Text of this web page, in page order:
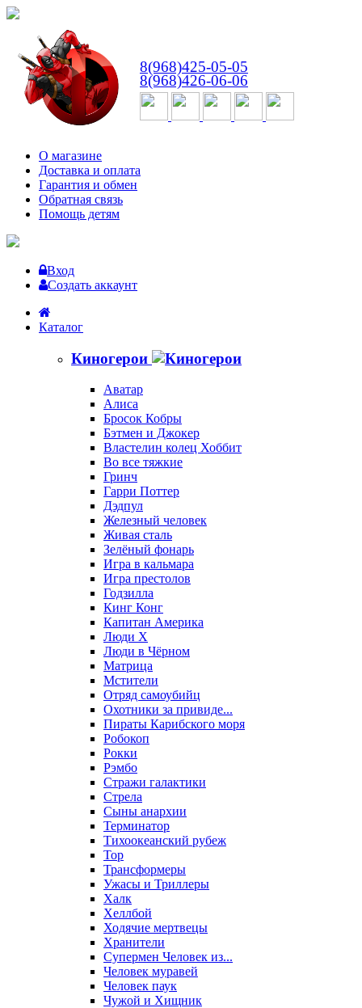
8(968)425-05-05
8(968)426-06-06
О магазине
Доставка и оплата
Гарантия и обмен
Обратная связь
Помощь детям
Вход
Создать аккаунт
Каталог
Киногерои
Аватар
Алиса
Бросок Кобры
Бэтмен и Джокер
Властелин колец Хоббит
Во все тяжкие
Гринч
Гарри Поттер
Дэдпул
Железный человек
Живая сталь
Зелёный фонарь
Игра в кальмара
Игра престолов
Годзилла
Кинг Конг
Капитан Америка
Люди X
Люди в Чёрном
Матрица
Мстители
Отряд самоубийц
Охотники за привиде...
Пираты Карибского моря
Робокоп
Рокки
Рэмбо
Стражи галактики
Стрела
Сыны анархии
Терминатор
Тихоокеанский рубеж
Тор
Трансформеры
Ужасы и Триллеры
Халк
Хеллбой
Ходячие мертвецы
Хранители
Супермен Человек из...
Человек муравей
Человек паук
Чужой и Хищник